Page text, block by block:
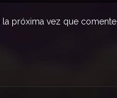
próxima vez que comente.